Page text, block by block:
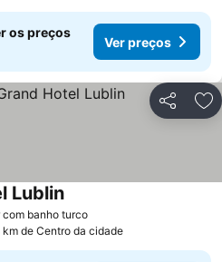
os preços
Ver preços
Partilhar
banho turcoVer preços
LublinVer preços
km de Centro da cidade